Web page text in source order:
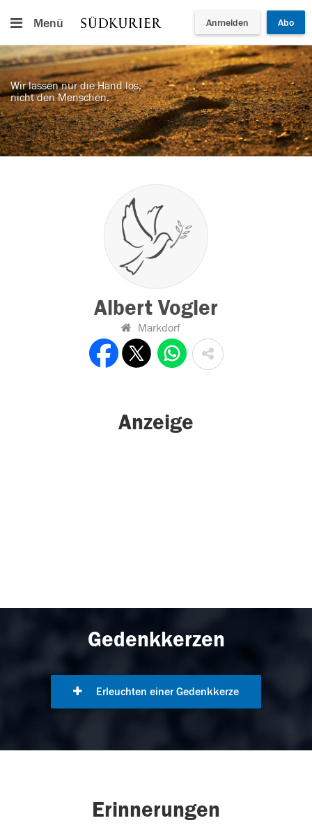
Menü Anmelden Abo
Wir lassen nur die Hand los,
nicht den Menschen.
Albert Vogler
Markdorf
Anzeige
Gedenkkerzen
Erleuchten einer Gedenkkerze
Erinnerungen